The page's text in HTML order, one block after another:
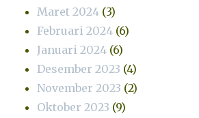
Maret 2024 (3)
Februari 2024 (6)
Januari 2024 (6)
Desember 2023 (4)
November 2023 (2)
Oktober 2023 (9)